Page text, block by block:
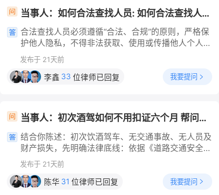
院同样认可； 2. 不要私下单独和某一位同桌达成协
议，避免其他责任人互相推诿； 3. 所有沟通、取证
材料完整留存原件，起诉时提交复印件备查。
服务合同中针对空置房屋的特殊收费约定，只要不违
方均需遵照执行。 二、解决办法 第一，先调取留存
好已收房未装修的相关佐证材料，包括房屋空置的现
场影像、收房手续单据等，确认房屋连续空置的起始
时间，明确空置时长是否符合当地政策要求的6个月
以上的申请门槛。 第二，查阅本地住建部门发布的
市，对连续空置6个月以上的房屋，明确支持按不超
缴金额。 第三，调取签署的前期物业服务合同，逐
页核查合同内是否有针对未装修空置房屋的收费专项
条款，若条款中明确约定了空置期间的收费折扣比
例，直接按照合同约定的比例核算费用，无需额外协
商。 第四，向小区物业提交书面的空置房屋费用减
权范围（如合同到期后继续使用）或压缩授权范围
（如仅授权电视广告却用于产品包装）均构成侵权。
不属于合理使用：民法典规定了合理使用的例外情形
（如为个人学习、新闻报道、国家机关依法履职、展
构成侵权。常见侵权情形营利性侵权：以营利为目
的，未经同意将他人肖像用于商业广告、商品宣传、
产品包装、店铺装饰等（如盗用网红照片为店铺带
包、AI换脸）。擅自创制与公开：未经同意偷拍、速
公开传播，且具有可识别性。二、侵犯肖像权的赔偿
标准经济损失赔偿实际损失：被侵权人因侵权导致的
直接经济损失（如合同违约损失）。侵权获利：侵权
人因使用肖像获得的利益（如广告收益、商品销售利
润）。法院酌定：若实际损失和侵权获利均难以确
当事人：如何合法查找人员: 如何合法查找人员 帮问助手：你查对方是要解决什么问题？ 当事人：其他情况 帮问助手：具体涉及什么纠纷？有没有法院的立案通知书？ 当事人：没有纠纷单纯想知道那个人去哪里了
合法查找人员必须遵循“合法、合规”的原则，严格保
护他人隐私，不得非法获取、使用或传播他人个人信
息。根据不同的查找目的，合法途径主要分为以下几
类：一、 通过官方公开平台查询（适用于了解对方
背景、商业合作风险等） 1.司法与执行信息查询：通
被执行人（老赖）或被限制高消费。 2.企业信息查
询：通过“国家企业信用信息公示系统”查询对方名下
是否有公司、是否为法人或股东，以评估商业合作风
险。 3.政务与资质查询：通过“国家政务服务”或相关
息。二、 通过司法与公权力途径查询（适用于诉
讼、债务追讨、合法维权等） 1.委托律师查询：在涉
及法律纠纷（如诉讼）时，可委托律师持法院开具的
发布于 21天前
李鑫 33 位律师已回复 我要提问
当事人：初次酒驾如何不用扣证六个月 帮问助手：你是第一次酒驾吗？有没有造成事故？ 当事人：是第一次 帮问助手：酒精含量是多少？有没有发生交通事故？ 当事人：其他情况 帮问助手：你现在酒精测试数值是多少？有没有造成人员伤亡或财产损失？ 当事人：没有
结合你陈述：初次饮酒驾车、无交通事故、无人员及
财产损失，先明确法律底线：依据《道路交通安全
法》第九十一条，普通道路正常行驶、酒精含量 20-
80mg/100ml 的初次酒驾，暂扣驾驶证六个月、罚
款 1000 至 2000 元、记 12 分是法定刚性处罚，不
发布于 21天前
陈华 31 位律师已回复 我要提问